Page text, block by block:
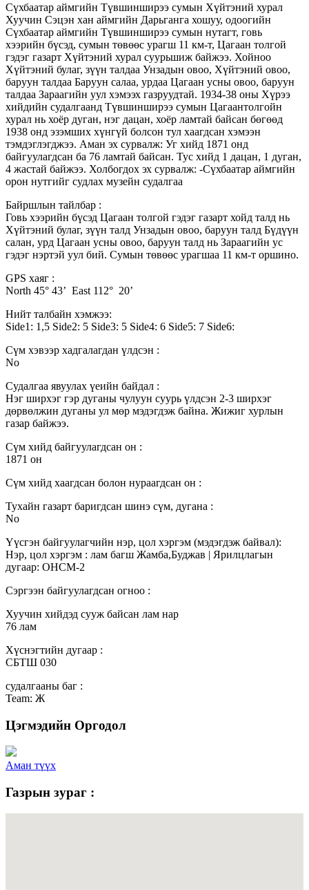
Сүхбаатар аймгийн Түвшинширээ сумын Хүйтэний хурал
Хуучин Сэцэн хан аймгийн Дарьганга хошуу, одоогийн
Сүхбаатар аймгийн Түвшинширээ сумын нутагт, говь
хээрийн бүсэд, сумын төвөөс урагш 11 км-т, Цагаан толгой
гэдэг газарт Хүйтэний хурал суурьшиж байжээ. Хойноо
Хүйтэний булаг, зүүн талдаа Унзадын овоо, Хүйтэний овоо,
баруун талдаа Баруун салаа, урдаа Цагаан усны овоо, баруун
талдаа Зараагийн уул хэмээх газруудтай. 1934-38 оны Хүрээ
хийдийн судалгаанд Түвшинширээ сумын Цагаантолгойн
хурал нь хоёр дуган, нэг дацан, хоёр ламтай байсан бөгөөд
1938 онд эзэмших хүнгүй болсон тул хаагдсан хэмээн
тэмдэглэгджээ. Аман эх сурвалж: Уг хийд 1871 онд
байгуулагдсан ба 76 ламтай байсан. Тус хийд 1 дацан, 1 дуган,
4 жастай байжээ. Холбогдох эх сурвалж: -Сүхбаатар аймгийн
орон нутгийг судлах музейн судалгаа
Байршлын тайлбар :
Говь хээрийн бүсэд Цагаан толгой гэдэг газарт хойд талд нь
Хүйтэний булаг, зүүн талд Унзадын овоо, баруун талд Бүдүүн
салан, урд Цагаан усны овоо, баруун талд нь Зараагийн ус
гэдэг нэртэй уул бий. Сумын төвөөс урагшаа 11 км-т оршино.
GPS хаяг :
North 45° 43’ East 112° 20’
Нийт талбайн хэмжээ:
Side1: 1,5 Side2: 5 Side3: 5 Side4: 6 Side5: 7 Side6:
Сүм хэвээр хадгалагдан үлдсэн :
No
Судалгаа явуулах үеийн байдал :
Нэг ширхэг гэр дуганы чулуун суурь үлдсэн 2-3 ширхэг
дөрвөлжин дуганы ул мөр мэдэгдэж байна. Жижиг хурлын
газар байжээ.
Сүм хийд байгуулагдсан он :
1871 он
Сүм хийд хаагдсан болон нураагдсан он :
Тухайн газарт баригдсан шинэ сүм, дугана :
No
Үүсгэн байгуулагчийн нэр, цол хэргэм (мэдэгдэж байвал):
Нэр, цол хэргэм : лам багш Жамба,Буджав | Ярилцлагын
дугаар: ОНСМ-2
Сэргээн байгуулагдсан огноо :
Хуучин хийдэд сууж байсан лам нар
76 лам
Хүснэгтийн дугаар :
СБТШ 030
судалгааны баг :
Team: Ж
Цэгмэдийн Оргодол
Аман түүх
Газрын зураг :